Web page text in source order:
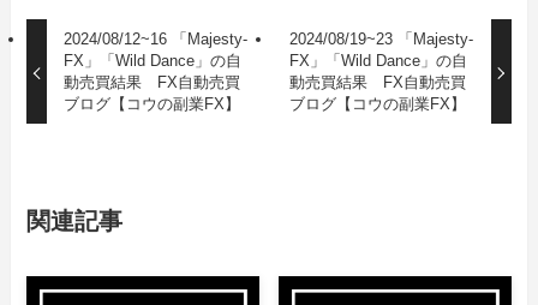
2024/08/12~16 「Majesty-
FX」「Wild Dance」の自
動売買結果 FX自動売買
ブログ【コウの副業FX】
2024/08/19~23 「Majesty-
FX」「Wild Dance」の自
動売買結果 FX自動売買
ブログ【コウの副業FX】
関連記事